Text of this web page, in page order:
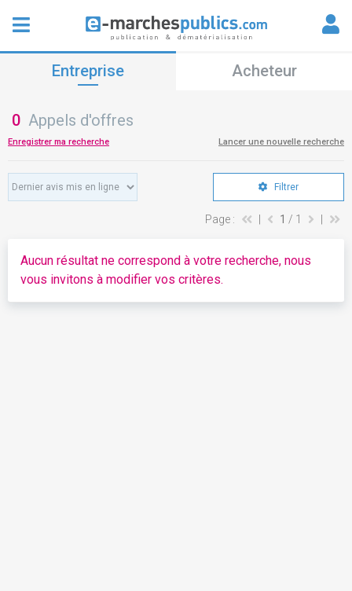
Entreprise Acheteur
0 Appels d'offres
Enregistrer ma recherche Lancer une nouvelle recherche
Filtrer
Page : 1 / 1
Aucun résultat ne correspond à votre recherche, nous
vous invitons à modifier vos critères.